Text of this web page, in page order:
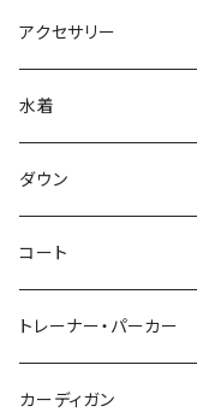
アクセサリー
水着
～44/S
46/M
48/L
50/XL～
ダウン
～44/S
46/M
48/L
コート
～44/S
46/M
トレーナー・パーカー
～44/S
カーディガン